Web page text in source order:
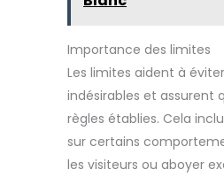
Importance des limites
Les limites aident à
indésirables et assurent
règles établies. Cela
sur certains
les visiteurs ou aboyer